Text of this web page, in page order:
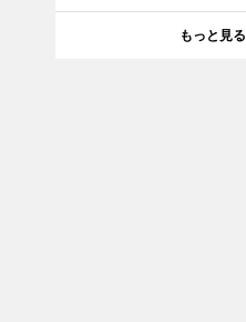
もっと見る